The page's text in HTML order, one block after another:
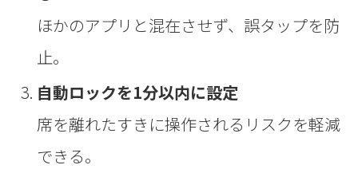
ほかのアプリと混在させず、誤タップを防
止。
自動ロックを1分以内に設定
席を離れたすきに操作されるリスクを軽減
できる。